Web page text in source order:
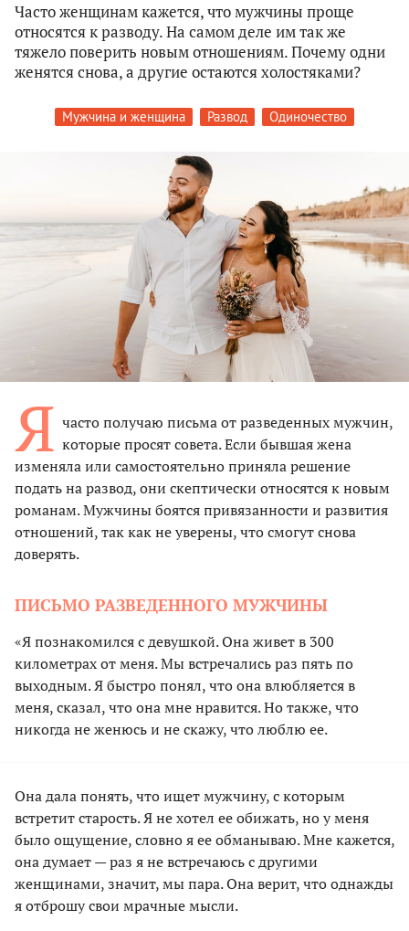
Часто женщинам кажется, что мужчины проще
относятся к разводу. На самом деле им так же
тяжело поверить новым отношениям. Почему одни
женятся снова, а другие остаются холостяками?
Мужчина и женщина Развод Одиночество
Я часто получаю письма от разведенных мужчин,
которые просят совета. Если бывшая жена
изменяла или самостоятельно приняла решение
подать на развод, они скептически относятся к новым
романам. Мужчины боятся привязанности и развития
отношений, так как не уверены, что смогут снова
доверять.
ПИСЬМО РАЗВЕДЕННОГО МУЖЧИНЫ
«Я познакомился с девушкой. Она живет в 300
километрах от меня. Мы встречались раз пять по
выходным. Я быстро понял, что она влюбляется в
меня, сказал, что она мне нравится. Но также, что
никогда не женюсь и не скажу, что люблю ее.
Она дала понять, что ищет мужчину, с которым
встретит старость. Я не хотел ее обижать, но у меня
было ощущение, словно я ее обманываю. Мне кажется,
она думает — раз я не встречаюсь с другими
женщинами, значит, мы пара. Она верит, что однажды
я отброшу свои мрачные мысли.